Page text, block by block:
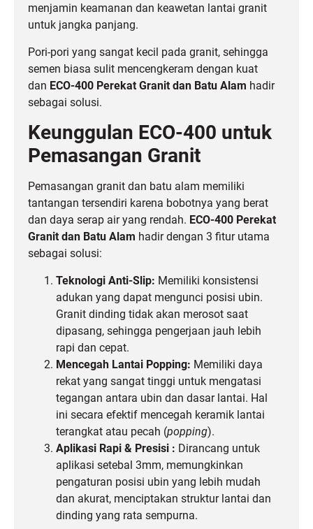
menjamin keamanan dan keawetan lantai granit
untuk jangka panjang.
Pori-pori yang sangat kecil pada granit, sehingga
semen biasa sulit mencengkeram dengan kuat
dan ECO-400 Perekat Granit dan Batu Alam hadir
sebagai solusi.
Keunggulan ECO-400 untuk
Pemasangan Granit
Pemasangan granit dan batu alam memiliki
tantangan tersendiri karena bobotnya yang berat
dan daya serap air yang rendah. ECO-400 Perekat
Granit dan Batu Alam hadir dengan 3 fitur utama
sebagai solusi:
Teknologi Anti-Slip: Memiliki konsistensi
adukan yang dapat mengunci posisi ubin.
Granit dinding tidak akan merosot saat
dipasang, sehingga pengerjaan jauh lebih
rapi dan cepat.
Mencegah Lantai Popping: Memiliki daya
rekat yang sangat tinggi untuk mengatasi
tegangan antara ubin dan dasar lantai. Hal
ini secara efektif mencegah keramik lantai
terangkat atau pecah (popping).
Aplikasi Rapi & Presisi : Dirancang untuk
aplikasi setebal 3mm, memungkinkan
pengaturan posisi ubin yang lebih mudah
dan akurat, menciptakan struktur lantai dan
dinding yang rata sempurna.